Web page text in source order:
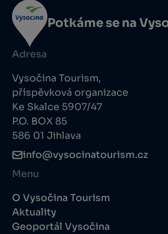
Potkáme se na
Adresa
Vysočina Tourism,
příspěvková organizace
Ke Skalce 5907/47
P.O. BOX 85
586 01 Jihlava
info@vysocinatourism.cz
Menu
O Vysočina Tourism
Aktuality
Geoportál Vysočina